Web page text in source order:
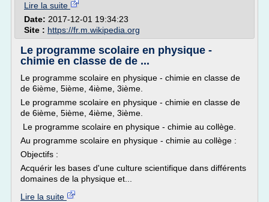
Lire la suite
Date: 2017-12-01 19:34:23
Site : https://fr.m.wikipedia.org
Le programme scolaire en physique -
chimie en classe de de ...
Le programme scolaire en physique - chimie en classe de
de 6ième, 5ième, 4ième, 3ième.
Le programme scolaire en physique - chimie en classe de
de 6ième, 5ième, 4ième, 3ième.
Le programme scolaire en physique - chimie au collège.
Au programme scolaire en physique - chimie au collège :
Objectifs :
Acquérir les bases d'une culture scientifique dans différents
domaines de la physique et...
Lire la suite